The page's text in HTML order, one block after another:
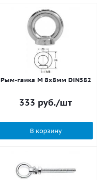
Рым-гайка M 8х8мм DIN582
333 руб./шт
В корзину